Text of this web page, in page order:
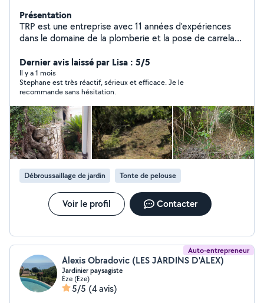
Présentation
TRP est une entreprise avec 11 années d'expériences
dans le domaine de la plomberie et la pose de carrelage
débroussaillages et tout autre tâches dans vos espaces
verts. Dynamique, consciencieux et à l'écoute de notre
clientèle ont va savoir vous conseiller et diriger dans vos
choix tout au long de votre chantier. Nous réalisons les
entretiens de jardin,taille de haies et On réalise les
débroussaillage de vos terrains.
Dernier avis laissé par Lisa : 5/5
Il y a 1 mois
Stephane est très réactif, sérieux et efficace. Je le
recommande sans hésitation.
Débroussaillage de jardin Tonte de pelouse
Voir le profil Contacter
Auto-entrepreneur
Alexis Obradovic (LES JARDINS D'ALEX)
Jardinier paysagiste
Èze (Èze)
5/5 (4 avis)